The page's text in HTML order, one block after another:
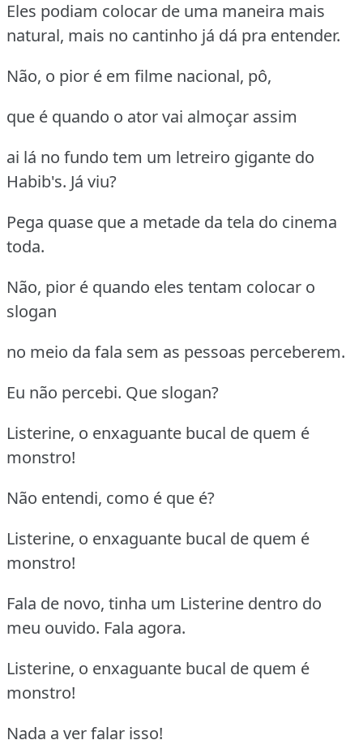
Eles podiam colocar de uma maneira mais
natural, mais no cantinho já dá pra entender.
Não, o pior é em filme nacional, pô,
que é quando o ator vai almoçar assim
ai lá no fundo tem um letreiro gigante do
Habib's. Já viu?
Pega quase que a metade da tela do cinema
toda.
Não, pior é quando eles tentam colocar o
slogan
no meio da fala sem as pessoas perceberem.
Eu não percebi. Que slogan?
Listerine, o enxaguante bucal de quem é
monstro!
Não entendi, como é que é?
Listerine, o enxaguante bucal de quem é
monstro!
Fala de novo, tinha um Listerine dentro do
meu ouvido. Fala agora.
Listerine, o enxaguante bucal de quem é
monstro!
Nada a ver falar isso!